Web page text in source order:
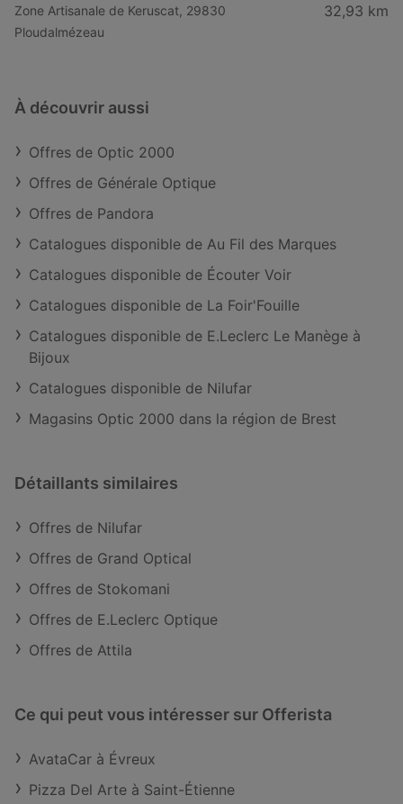
Zone Artisanale de Keruscat, 29830
Ploudalmézeau
32,93 km
À découvrir aussi
Offres de Optic 2000
Offres de Générale Optique
Offres de Pandora
Catalogues disponible de Au Fil des Marques
Catalogues disponible de Écouter Voir
Catalogues disponible de La Foir'Fouille
Catalogues disponible de E.Leclerc Le Manège à
Bijoux
Catalogues disponible de Nilufar
Magasins Optic 2000 dans la région de Brest
Détaillants similaires
Offres de Nilufar
Offres de Grand Optical
Offres de Stokomani
Offres de E.Leclerc Optique
Offres de Attila
Ce qui peut vous intéresser sur Offerista
AvataCar à Évreux
Pizza Del Arte à Saint-Étienne